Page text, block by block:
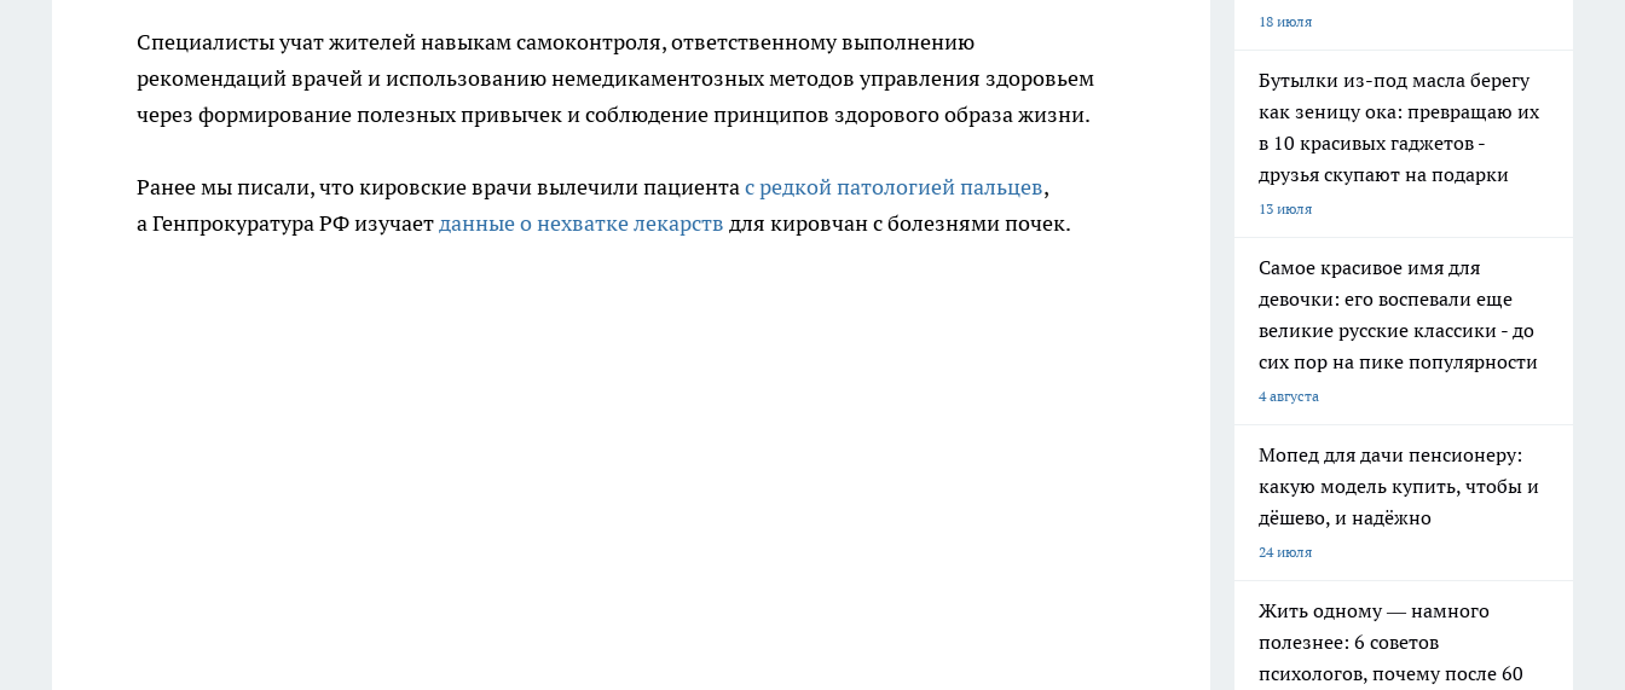
Специалисты учат жителей навыкам самоконтроля, ответственному выполнению
рекомендаций врачей и использованию немедикаментозных методов управления здоровьем
через формирование полезных привычек и соблюдение принципов здорового образа жизни.
Ранее мы писали, что кировские врачи вылечили пациентас редкой патологией пальцев,
а Генпрокуратура РФ изучаетданные о нехватке лекарств для кировчан с болезнями почек.
18 июля
Бутылки из-под масла берегу
как зеницу ока: превращаю их
в 10 красивых гаджетов -
друзья скупают на подарки
13 июля
Самое красивое имя для
девочки: его воспевали еще
великие русские классики - до
сих пор на пике популярности
4 августа
Мопед для дачи пенсионеру:
какую модель купить, чтобы и
дёшево, и надёжно
24 июля
Жить одному — намного
полезнее: 6 советов
психологов, почему после 60